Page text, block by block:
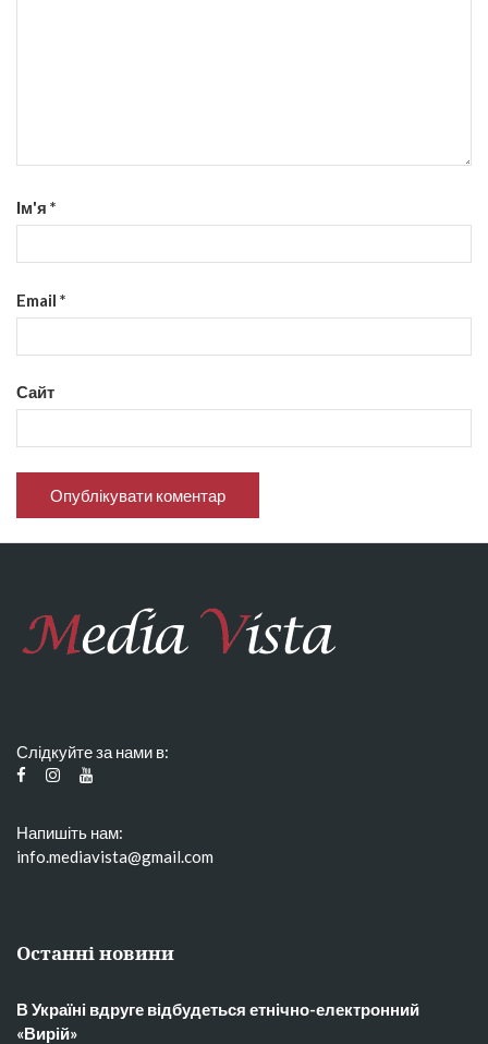
Ім'я *
Email *
Сайт
Слідкуйте за нами в:
Напишіть нам:
info.mediavista@gmail.com
Останні новини
В Україні вдруге відбудеться етнічно-електронний
«Вирій»